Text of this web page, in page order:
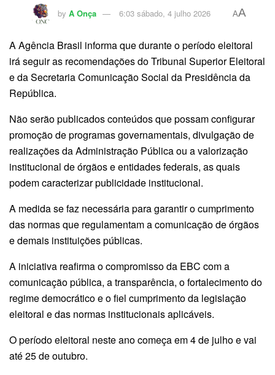
by A Onça 6:03 sábado, 4 julho 2026 AA
A Agência Brasil informa que durante o período eleitoral
irá seguir as recomendações do Tribunal Superior Eleitoral
e da Secretaria Comunicação Social da Presidência da
República.
Não serão publicados conteúdos que possam configurar
promoção de programas governamentais, divulgação de
realizações da Administração Pública ou a valorização
institucional de órgãos e entidades federais, as quais
podem caracterizar publicidade institucional.
A medida se faz necessária para garantir o cumprimento
das normas que regulamentam a comunicação de órgãos
e demais instituições públicas.
A iniciativa reafirma o compromisso da EBC com a
comunicação pública, a transparência, o fortalecimento do
regime democrático e o fiel cumprimento da legislação
eleitoral e das normas institucionais aplicáveis.
O período eleitoral neste ano começa em 4 de julho e vai
até 25 de outubro.